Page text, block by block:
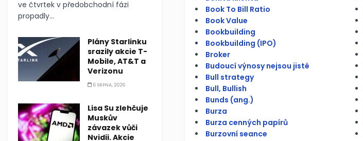
ve čtvrtek v předobchodní fázi
propadly...
Plány Starlinku
srazily akcie T-
Mobile, AT&T a
Verizonu
6 SRPNA, 2026
Lisa Su zlehčuje
Muskův
závazek vůči
Nvidii. Akcie
Book To Bill Ratio
Book Value
Bookbuilding
Bookbuilding (IPO)
Broker
Budoucí výnosy nejsou jisté
Bull strategy
Bull, Bullish
Bunds (ang.)
Burza
Burza cenných papírů
Burzovní seance